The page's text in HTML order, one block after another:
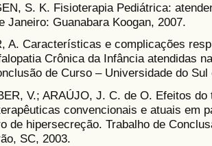
S. K. Fisioterapia Pediátrica:
Janeiro: Guanabara Koogan, 2007.
A. Características e complicações
Crônica da Infância atendidas
de Curso – Universidade do
V.; ARAÚJO, J. C. de O. Efeitos
convencionais e atuais em
de hipersecreção. Trabalho de
SC, 2003.